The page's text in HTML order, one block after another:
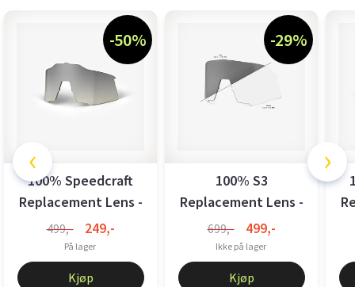
-50%
100% Speedcraft
Replacement Lens -
Low Light ...
499,- 249,-
På lager
Kjøp
-29%
100% S3
Replacement Lens -
Photochromic ...
699,- 499,-
Ikke på lager
Kjøp
‹ ›